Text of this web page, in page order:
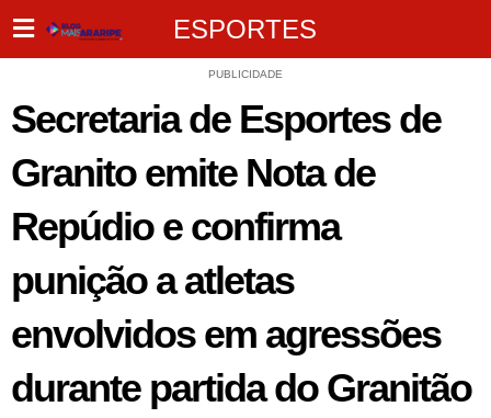
ESPORTES
PUBLICIDADE
Secretaria de Esportes de
Granito emite Nota de
Repúdio e confirma
punição a atletas
envolvidos em agressões
durante partida do Granitão